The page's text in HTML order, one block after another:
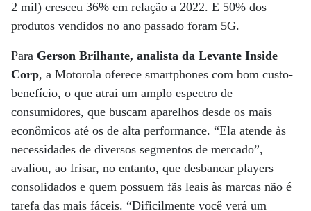
2 mil) cresceu 36% em relação a 2022. E 50% dos
produtos vendidos no ano passado foram 5G.
Para Gerson Brilhante, analista da Levante Inside
Corp, a Motorola oferece smartphones com bom custo-
benefício, o que atrai um amplo espectro de
consumidores, que buscam aparelhos desde os mais
econômicos até os de alta performance. “Ela atende às
necessidades de diversos segmentos de mercado”,
avaliou, ao frisar, no entanto, que desbancar players
consolidados e quem possuem fãs leais às marcas não é
tarefa das mais fáceis. “Dificilmente você verá um